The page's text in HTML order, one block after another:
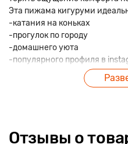
Эта пижама кигуруми
-катания на коньках
-прогулок по городу
-домашнего уюта
-популярного профиля в
-тематических вечеринок
так и его окружение.
Отзывы о